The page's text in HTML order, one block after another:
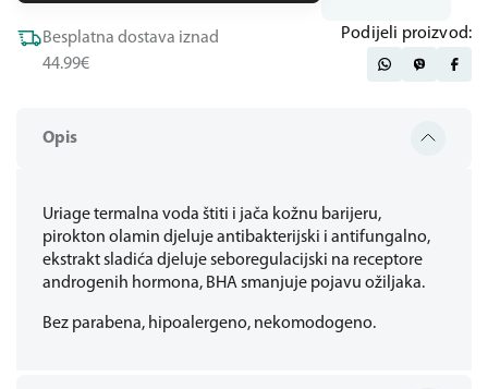
Opis
Uriage termalna voda štiti i jača kožnu barijeru,
pirokton olamin djeluje antibakterijski i antifungalno,
ekstrakt sladića djeluje seboregulacijski na receptore
androgenih hormona, BHA smanjuje pojavu ožiljaka.
Bez parabena, hipoalergeno, nekomodogeno.
Besplatna dostava iznad
44.99€
Podijeli proizvod: